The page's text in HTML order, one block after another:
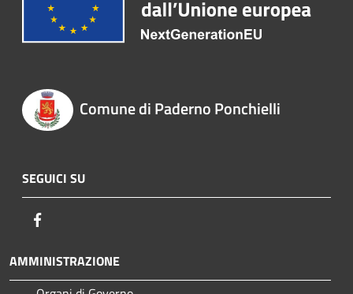
Comune di Paderno Ponchielli
SEGUICI SU
AMMINISTRAZIONE